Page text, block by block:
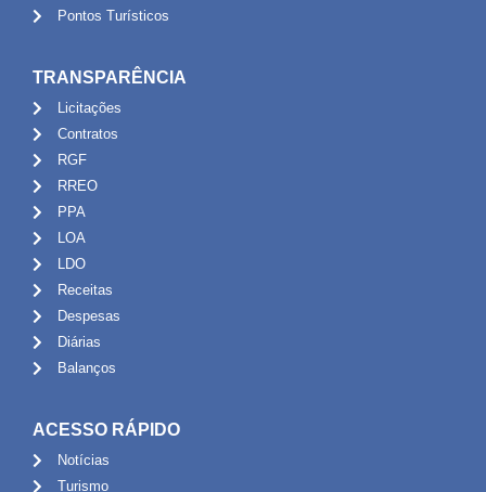
Pontos Turísticos
TRANSPARÊNCIA
Licitações
Contratos
RGF
RREO
PPA
LOA
LDO
Receitas
Despesas
Diárias
Balanços
ACESSO RÁPIDO
Notícias
Turismo